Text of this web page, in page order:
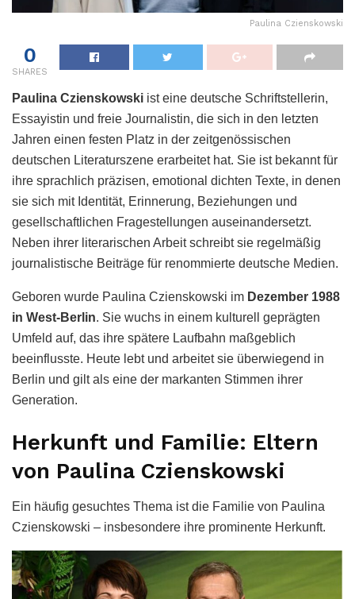
Paulina Czienskowski
0
SHARES
Paulina Czienskowski ist eine deutsche Schriftstellerin,
Essayistin und freie Journalistin, die sich in den letzten
Jahren einen festen Platz in der zeitgenössischen
deutschen Literaturszene erarbeitet hat. Sie ist bekannt für
ihre sprachlich präzisen, emotional dichten Texte, in denen
sie sich mit Identität, Erinnerung, Beziehungen und
gesellschaftlichen Fragestellungen auseinandersetzt.
Neben ihrer literarischen Arbeit schreibt sie regelmäßig
journalistische Beiträge für renommierte deutsche Medien.
Geboren wurde Paulina Czienskowski im Dezember 1988
in West-Berlin. Sie wuchs in einem kulturell geprägten
Umfeld auf, das ihre spätere Laufbahn maßgeblich
beeinflusste. Heute lebt und arbeitet sie überwiegend in
Berlin und gilt als eine der markanten Stimmen ihrer
Generation.
Herkunft und Familie: Eltern
von Paulina Czienskowski
Ein häufig gesuchtes Thema ist die Familie von Paulina
Czienskowski – insbesondere ihre prominente Herkunft.